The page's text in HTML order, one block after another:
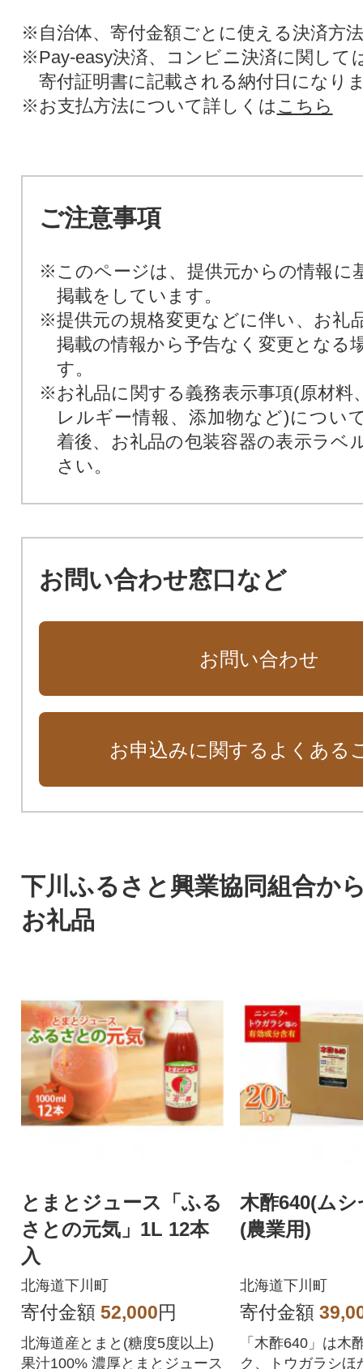
※自治体、寄付金額ごとに使える決済方
※Pay-easy決済、コンビニ決済に関して
寄付証明書に記載される納付日になり
※お支払方法について詳しくは こちら
ご注意事項
※このページは、提供元からの情報に
掲載をしています。
※提供元の規格変更などに伴い、お礼
掲載の情報から予告なく変更となる
す。
※お礼品に関する義務表示事項(原材料
レルギー情報、添加物など)につい
着後、お礼品の包装容器の表示ラベ
さい。
お問い合わせ窓口など
お問い合わせ
お申込みに関するよくある
下川ふるさと興業協同組合か
お礼品
とまとジュース「ふる
さとの元気」1L 12本
入
北海道下川町
寄付金額 52,000円
北海道産とまと(糖度5度以上)
果汁100% 濃厚とまとジュース
木酢640(ム
(農業用)
北海道下川町
寄付金額
「木酢640」は木
ク、トウガラシほ